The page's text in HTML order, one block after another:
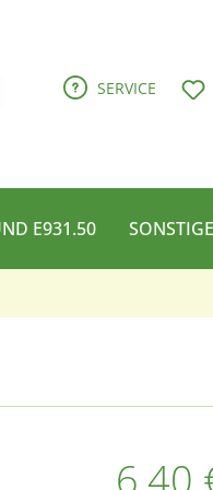
SERVICE
E931.50
Regulärer